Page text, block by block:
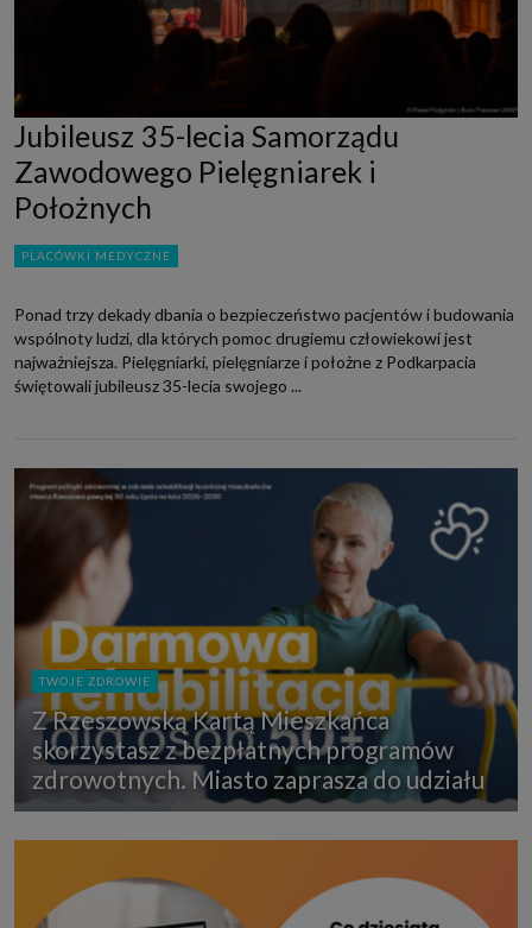
Jubileusz 35-lecia Samorządu
Zawodowego Pielęgniarek i
Położnych
PLACÓWKI MEDYCZNE
Ponad trzy dekady dbania o bezpieczeństwo pacjentów i budowania
wspólnoty ludzi, dla których pomoc drugiemu człowiekowi jest
najważniejsza. Pielęgniarki, pielęgniarze i położne z Podkarpacia
świętowali jubileusz 35-lecia swojego ...
TWOJE ZDROWIE
Z Rzeszowską Kartą Mieszkańca
skorzystasz z bezpłatnych programów
zdrowotnych. Miasto zaprasza do udziału